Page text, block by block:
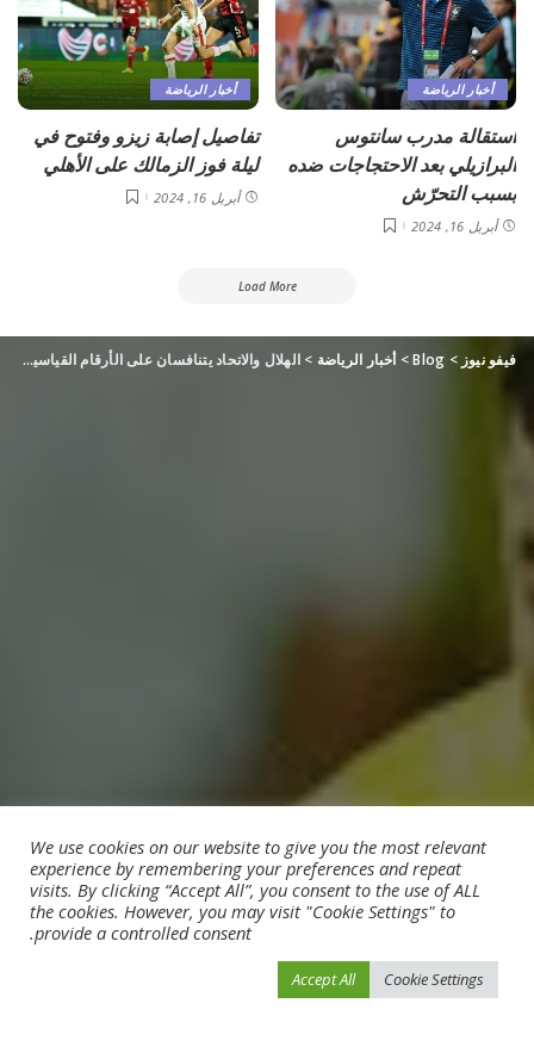
أخبار الرياضة
استقالة مدرب سانتوس
البرازيلي بعد الاحتجاجات ضده
بسبب التحرّش
أبريل 16, 2024
أخبار الرياضة
تفاصيل إصابة زيزو وفتوح في
ليلة فوز الزمالك على الأهلي
أبريل 16, 2024
Load More
فيفو نيوز >
Blog
> أخبار الرياضة > الهلال والاتحاد يتنافسان على الأرقام القياسية في السوبر السعودي
We use cookies on our website to give you the most relevant
experience by remembering your preferences and repeat
visits. By clicking “Accept All”, you consent to the use of ALL
the cookies. However, you may visit "Cookie Settings" to
provide a controlled consent.
Cookie Settings
Accept All